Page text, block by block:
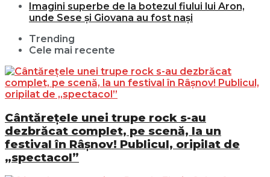
Imagini superbe de la botezul fiului lui Aron,
unde Sese și Giovana au fost nași
Trending
Cele mai recente
Cântărețele unei trupe rock s-au
dezbrăcat complet, pe scenă, la un
festival în Râșnov! Publicul, oripilat de
„spectacol”